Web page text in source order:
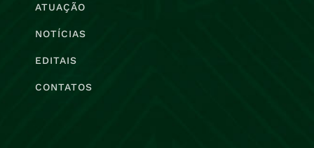
ATUAÇÃO
NOTÍCIAS
EDITAIS
CONTATOS